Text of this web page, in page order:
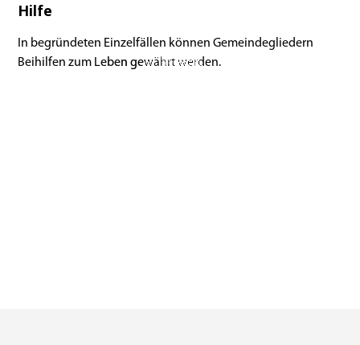
Hilfe
In begründeten Einzelfällen können Gemeindegliedern
Beihilfen zum Leben gewährt werden.